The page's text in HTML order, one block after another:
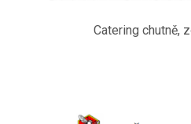
Catering chutně,